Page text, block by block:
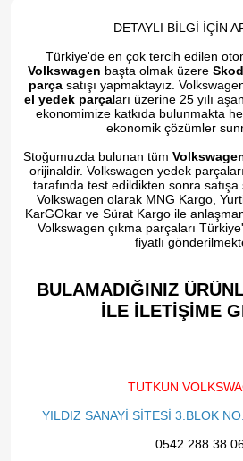
DETAYLI BİLGİ İÇİN
Türkiye'de en çok tercih edilen
Volkswagen başta olmak üzere
parçasatışı yapmaktayız.
el yedek parçaları üzerine 25 yılı
ekonomimize katkıda bulunmakta
ekonomik çözümler
Stoğumuzda bulunan tüm
orijinaldir. Volkswagen yedek
tarafında test edildikten sonra satışa
Volkswagen olarak MNG Kargo,
KarGOkar ve Sürat Kargo ile
Volkswagen çıkma parçaları
fiyatlı
BULAMADIĞINIZ
İLE İLETİŞİME
TUTKUN
YILDIZ SANAYİ SİTESİ 3.BLOK
0542 288 38